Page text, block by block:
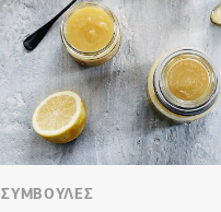
ΣΥΜΒΟΥΛΕΣ